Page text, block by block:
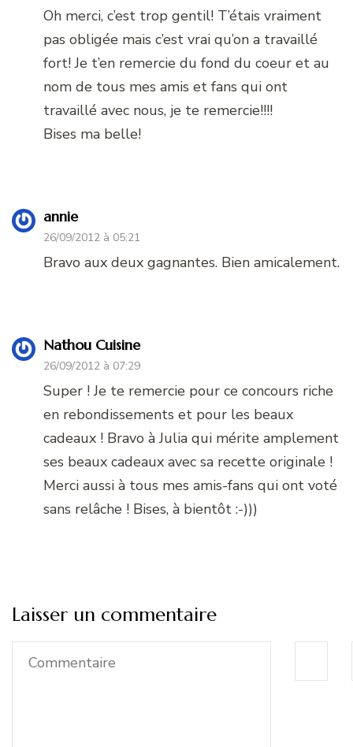
Oh merci, c’est trop gentil! T’étais vraiment
pas obligée mais c’est vrai qu’on a travaillé
fort! Je t’en remercie du fond du coeur et au
nom de tous mes amis et fans qui ont
travaillé avec nous, je te remercie!!!!
Bises ma belle!
annie
26/09/2012 à 05:21
Bravo aux deux gagnantes. Bien amicalement.
Nathou Cuisine
26/09/2012 à 07:29
Super ! Je te remercie pour ce concours riche
en rebondissements et pour les beaux
cadeaux ! Bravo à Julia qui mérite amplement
ses beaux cadeaux avec sa recette originale !
Merci aussi à tous mes amis-fans qui ont voté
sans relâche ! Bises, à bientôt :-)))
Laisser un commentaire